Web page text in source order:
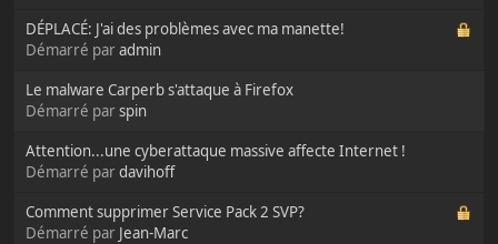
DÉPLACÉ: J'ai des problèmes avec ma manette!
Démarré paradmin
Le malware Carperb s'attaque à Firefox
Démarré parspin
Attention...une cyberattaque massive affecte Internet !
Démarré pardavihoff
Comment supprimer Service Pack 2 SVP?
Démarré par Jean-Marc